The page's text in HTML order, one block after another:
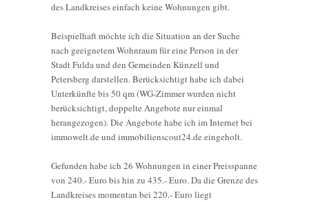
des Landkreises einfach keine Wohnungen gibt.
Beispielhaft möchte ich die Situation an der Suche
nach geeignetem Wohnraum für eine Person in der
Stadt Fulda und den Gemeinden Künzell und
Petersberg darstellen. Berücksichtigt habe ich dabei
Unterkünfte bis 50 qm (WG-Zimmer wurden nicht
berücksichtigt, doppelte Angebote nur einmal
herangezogen). Die Angebote habe ich im Internet bei
immowelt.de und immobilienscout24.de eingeholt.
Gefunden habe ich 26 Wohnungen in einer Preisspanne
von 240.- Euro bis hin zu 435.- Euro. Da die Grenze des
Landkreises momentan bei 220.- Euro liegt